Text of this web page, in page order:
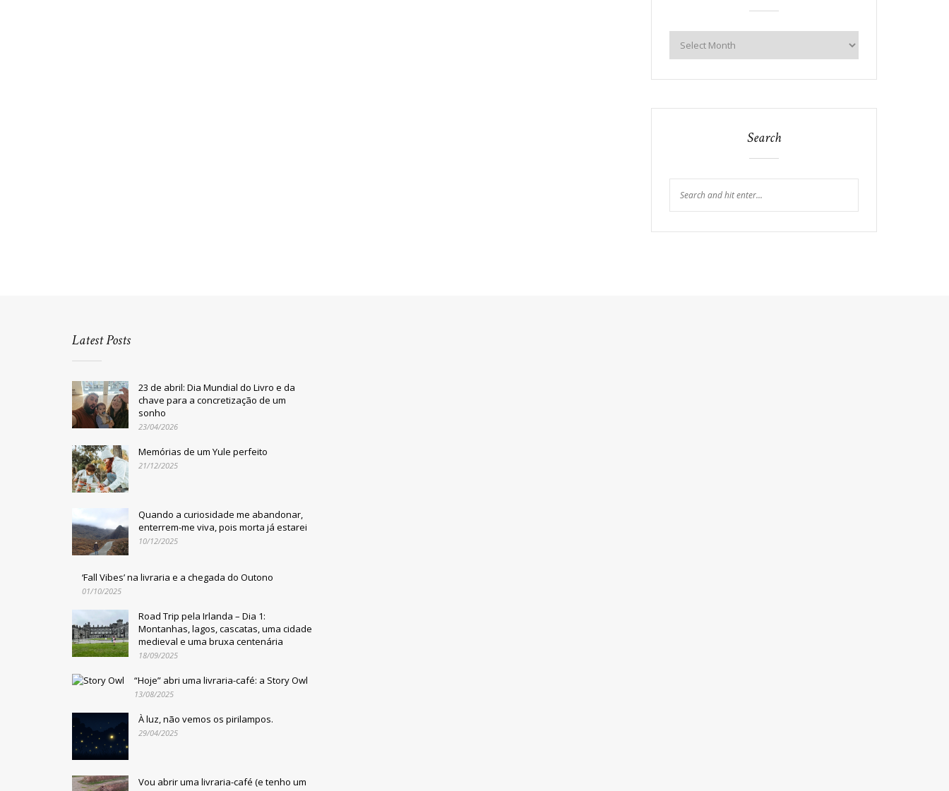
Search
Latest Posts
23 de abril: Dia Mundial do Livro e da
chave para a concretização de um
sonho
23/04/2026
Memórias de um Yule perfeito
21/12/2025
Quando a curiosidade me abandonar,
enterrem-me viva, pois morta já estarei
10/12/2025
‘Fall Vibes’ na livraria e a chegada do Outono
01/10/2025
Road Trip pela Irlanda – Dia 1:
Montanhas, lagos, cascatas, uma cidade
medieval e uma bruxa centenária
18/09/2025
“Hoje” abri uma livraria-café: a Story Owl
13/08/2025
À luz, não vemos os pirilampos.
29/04/2025
Vou abrir uma livraria-café (e tenho um